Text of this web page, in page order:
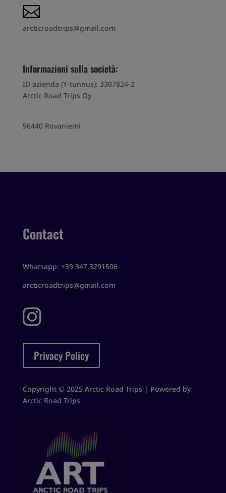

arcticroadtrips@gmail.com
Informazioni sulla società:
ID azienda (Y-tunnus): 3307824-2
Arctic Road Trips Oy
96440 Rovaniemi
Contact
Whatsapp: +39 347 3291506
arcticroadtrips@gmail.com

Privacy Policy
Copyright © 2025 Arctic Road Trips | Powered by
Arctic Road Trips